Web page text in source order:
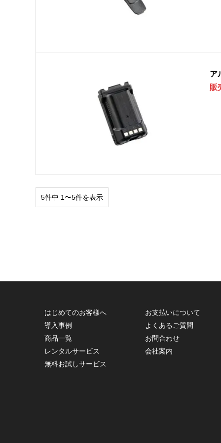
ア
販
5件中 1〜5件を表示
はじめてのお客様へ
導入事例
商品一覧
レンタルサービス
無料お試しサービス
お支払いについて
よくあるご質問
お問合わせ
会社案内